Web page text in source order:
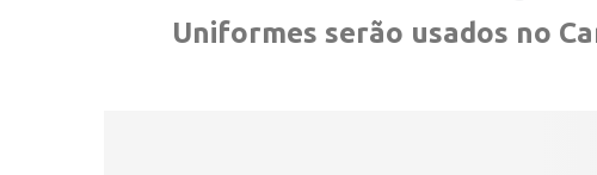
Uniformes serão usados no